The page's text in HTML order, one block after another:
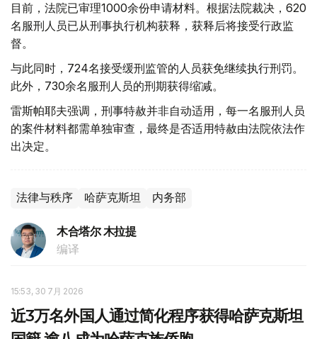
目前，法院已审理1000余份申请材料。根据法院裁决，620
名服刑人员已从刑事执行机构获释，获释后将接受行政监
督。
与此同时，724名接受缓刑监管的人员获免继续执行刑罚。
此外，730余名服刑人员的刑期获得缩减。
雷斯帕耶夫强调，刑事特赦并非自动适用，每一名服刑人员
的案件材料都需单独审查，最终是否适用特赦由法院依法作
出决定。
法律与秩序 哈萨克斯坦 内务部
木合塔尔 木拉提
编译
15:53, 30 7月 2026
近3万名外国人通过简化程序获得哈萨克斯坦